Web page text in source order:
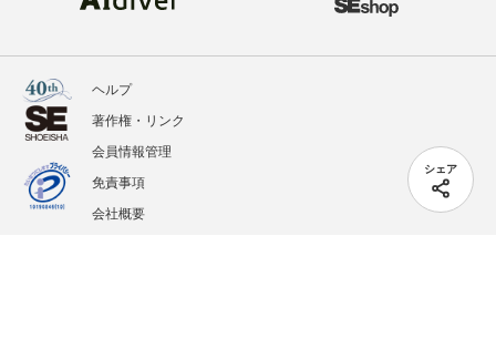
シェア
ヘルプ
著作権・リンク
会員情報管理
免責事項
会社概要